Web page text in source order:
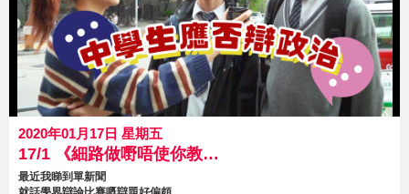
2020年01月17日 星期五
17/1 《細路做嘢唔使你教》 第24集 中學生應否辯政治
最近我睇到單新聞